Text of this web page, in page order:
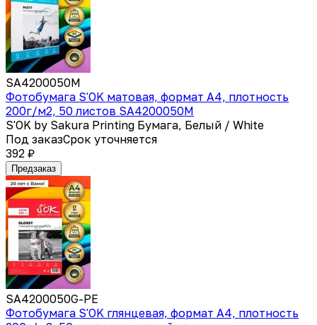
SA4200050M
Фотобумага S'OK матовая, формат А4, плотность
200г/м2, 50 листов SA4200050M
S'OK by Sakura Printing Бумага, Белый / White
Под заказСрок уточняется
392 ₽
Предзаказ
SA4200050G-PE
Фотобумага S'OK глянцевая, формат А4, плотность